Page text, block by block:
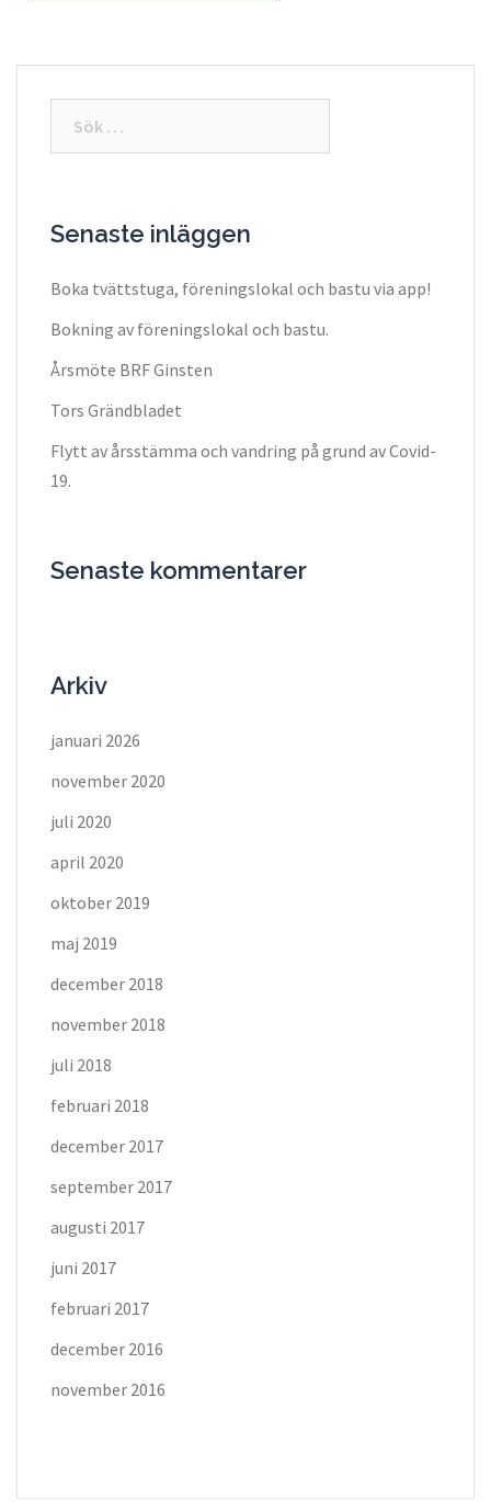
Senaste inläggen
Boka tvättstuga, föreningslokal och bastu via app!
Bokning av föreningslokal och bastu.
Årsmöte BRF Ginsten
Tors Grändbladet
Flytt av årsstämma och vandring på grund av Covid-
19.
Senaste kommentarer
Arkiv
januari 2026
november 2020
juli 2020
april 2020
oktober 2019
maj 2019
december 2018
november 2018
juli 2018
februari 2018
december 2017
september 2017
augusti 2017
juni 2017
februari 2017
december 2016
november 2016